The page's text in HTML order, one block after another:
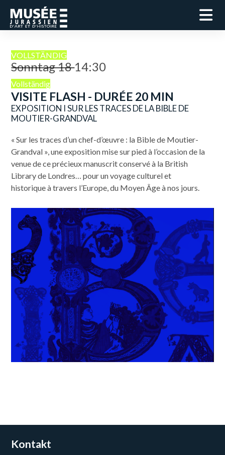
VOLLSTÄNDIG
Sonntag 1814:30
Vollständig
VISITE FLASH - DURÉE 20 MIN
EXPOSITION I SUR LES TRACES DE LA BIBLE DE
MOUTIER-GRANDVAL
« Sur les traces d’un chef-d’œuvre : la Bible de Moutier-
Grandval », une exposition mise sur pied à l’occasion de la
venue de ce précieux manuscrit conservé à la British
Library de Londres… pour un voyage culturel et
historique à travers l’Europe, du Moyen Âge à nos jours.
Kontakt